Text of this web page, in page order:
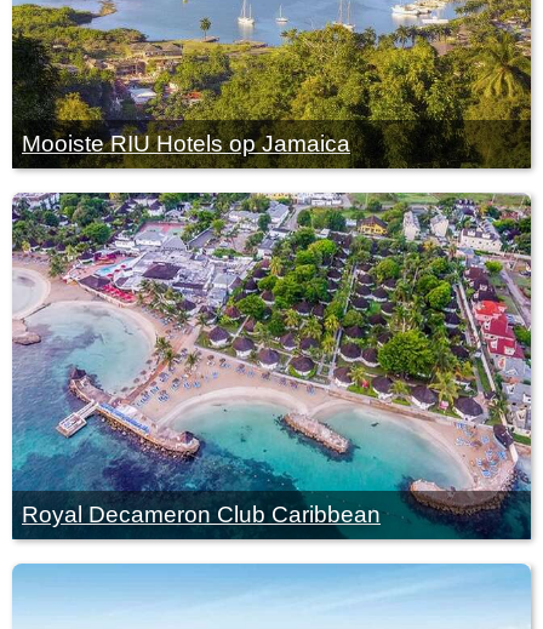
Mooiste RIU Hotels op Jamaica
Royal Decameron Club Caribbean